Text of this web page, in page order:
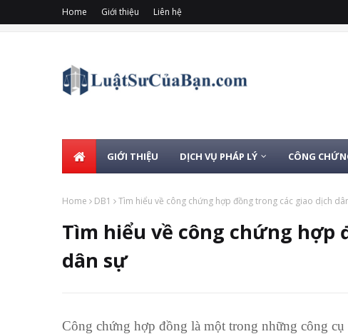
Home Giới thiệu Liên hệ
GIỚI THIỆU DỊCH VỤ PHÁP LÝ CÔNG
Home DB1 Tìm hiểu về công chứng hợp đồng trong các giao dịch
Tìm hiểu về công chứng hợp
dân sự
Công chứng hợp đồng là một trong những công